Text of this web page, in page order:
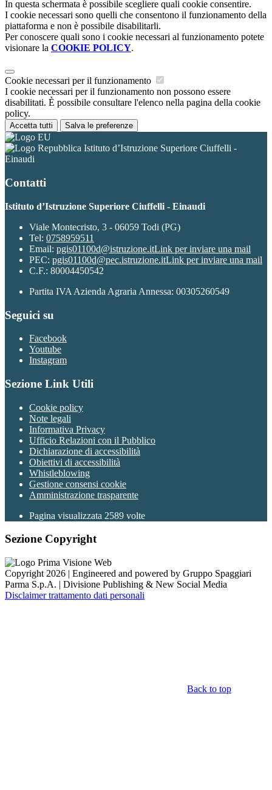
In questa schermata è possibile scegliere quali cookie consentire.
I cookie necessari sono quelli che consentono il funzionamento della
piattaforma e non è possibile disabilitarli.
Per conoscere quali sono i cookie necessari al funzionamento potete
visionare la COOKIE POLICY.
Cookie necessari per il funzionamento
I cookie necessari per il funzionamento non possono essere
disabilitati. È possibile consultare l'elenco nella pagina della cookie
policy.
Accetta tutti Salva le preferenze
Istituto d’Istruzione Superiore Ciuffelli -
Einaudi
Contatti
Istituto d’Istruzione Superiore Ciuffelli - Einaudi
Viale Montecristo, 3 - 06059 Todi (PG)
Tel: 0758959511
Email: pgis01100d@istruzione.itLink per inviare una mail
PEC: pgis01100d@pec.istruzione.itLink per inviare una mail
C.F.: 80004450542
Partita IVA Azienda Agraria Annessa: 00305260549
Seguici su
Facebook
Youtube
Instagram
Sezione Link Utili
Cookie policy
Note legali
Informativa Privacy
Ufficio Relazioni con il Pubblico
Dichiarazione di accessibilità
Obiettivi di accessibilità
Whistleblowing
Gestione consensi cookie
Amministrazione trasparente
Pagina visualizzata 2589 volte
Sezione Copyright
Copyright 2026 | Engineered and powered by Gruppo Spaggiari
Parma S.p.A. | Divisione Publishing & New Social Media
Disclaimer trattamento dati personali
Back to top